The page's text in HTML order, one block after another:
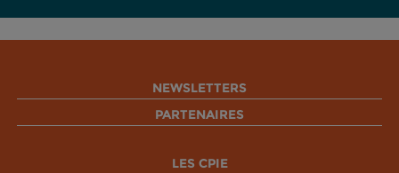
NEWSLETTERS
PARTENAIRES
LES CPIE